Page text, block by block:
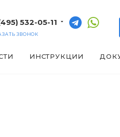
532-05-11
ЗВОНОК
ИНСТРУКЦИИ